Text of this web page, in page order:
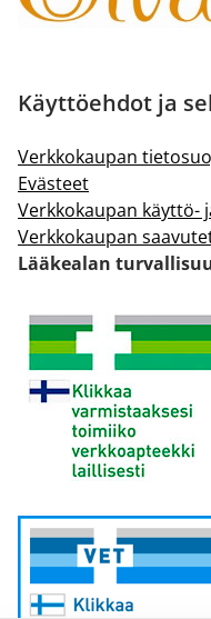
Käyttöehdot ja
Verkkokaupan
Evästeet
Verkkokaupan käyttö-
Verkkokaupan
Lääkealan